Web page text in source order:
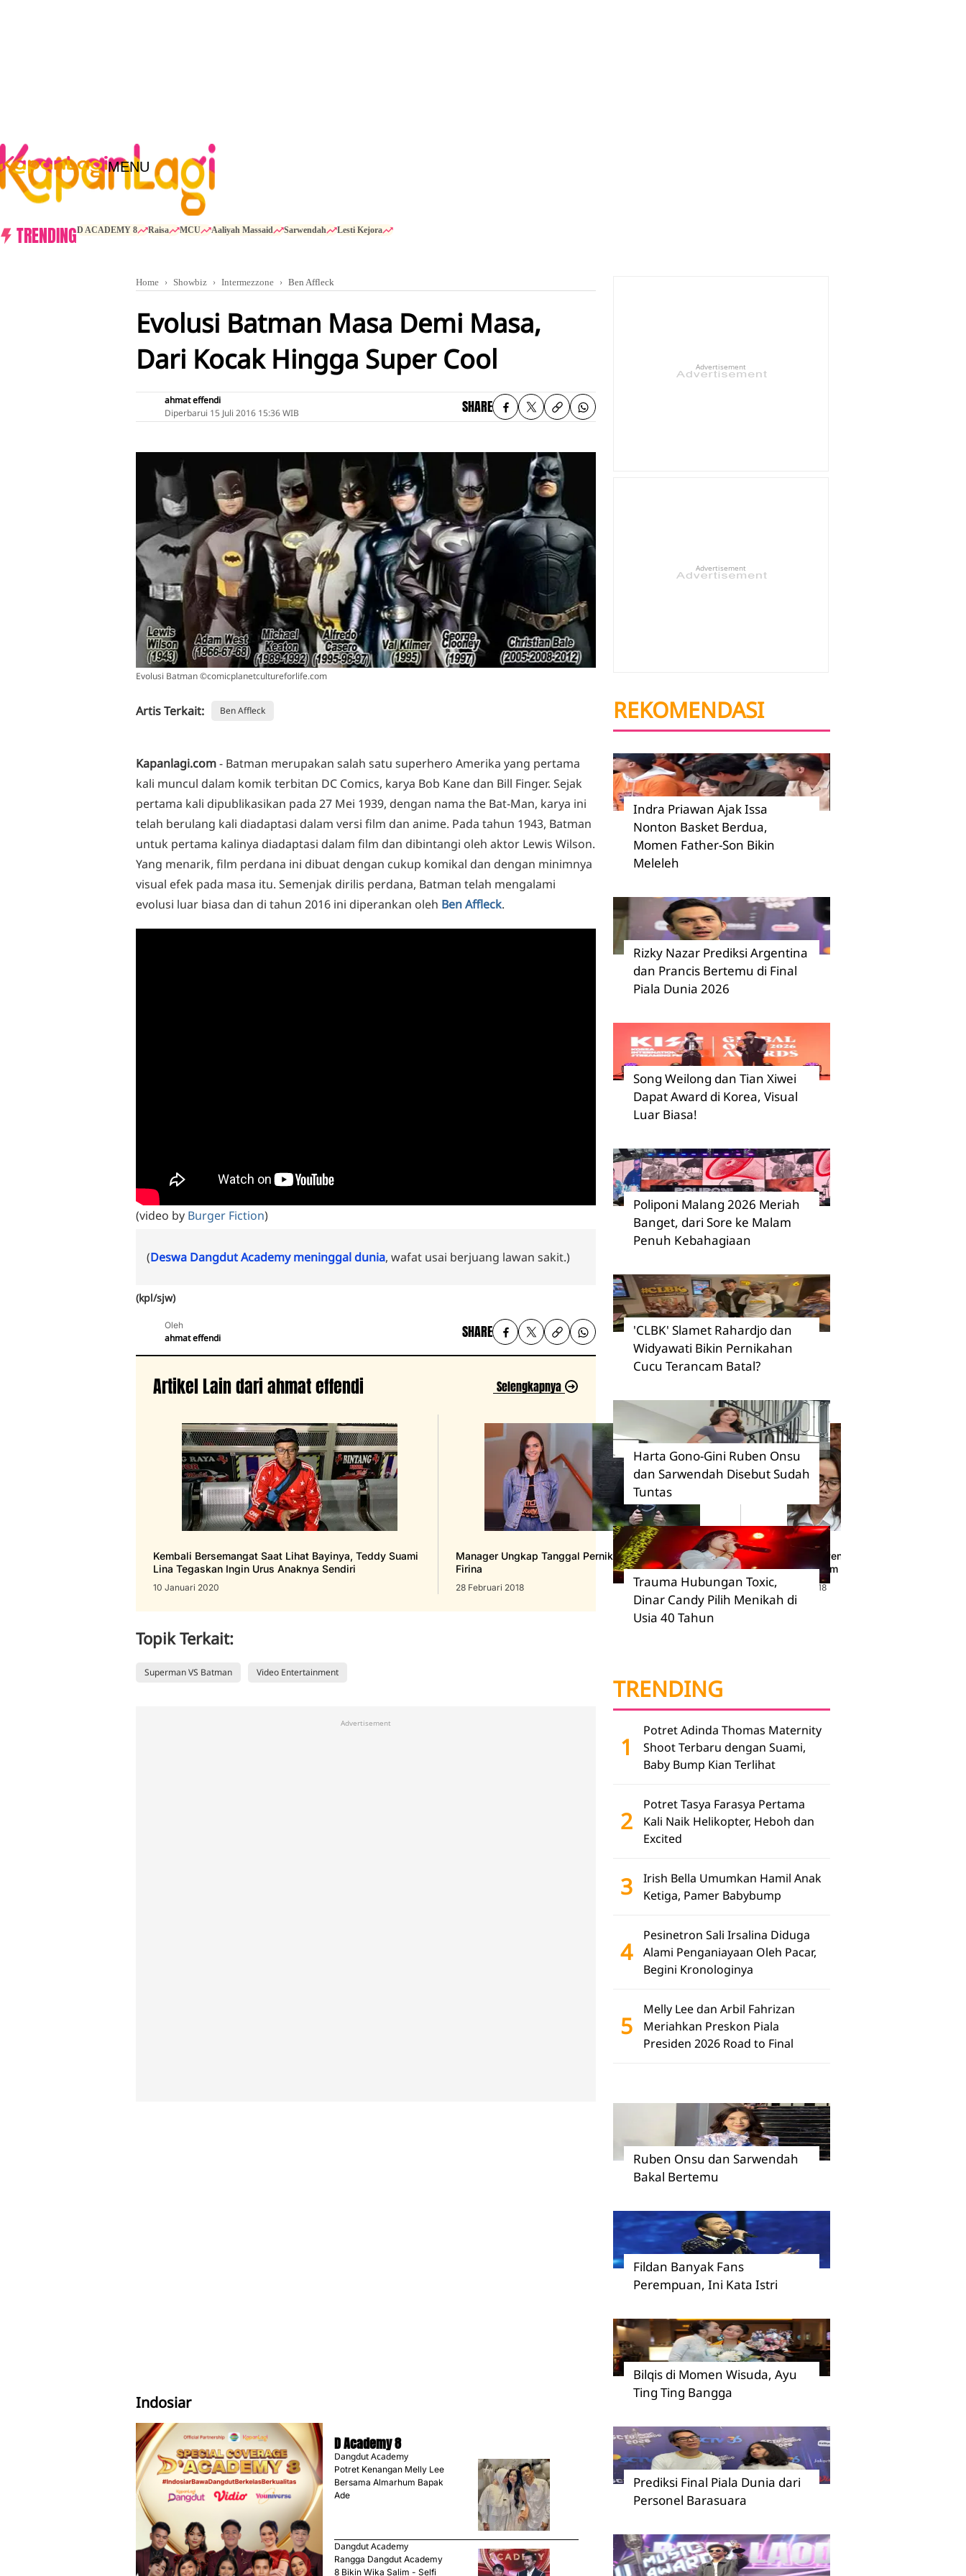
MENU
TRENDINGD ACADEMY 8 Raisa MCU Aaliyah Massaid Sarwendah Lesti Kejora
Home Showbiz Intermezzone Ben Affleck
Evolusi Batman Masa Demi Masa,
Dari Kocak Hingga Super Cool
ahmat effendi
Diperbarui 15 Juli 2016 15:36 WIB SHARE
Evolusi Batman ©comicplanetcultureforlife.com
Artis Terkait: Ben Affleck
Kapanlagi.com- Batman merupakan salah satu superhero Amerika yang pertama
kali muncul dalam komik terbitan DC Comics, karya Bob Kane dan Bill Finger. Sejak
pertama kali dipublikasikan pada 27 Mei 1939, dengan nama the Bat-Man, karya ini
telah berulang kali diadaptasi dalam versi film dan anime. Pada tahun 1943, Batman
untuk pertama kalinya diadaptasi dalam film dan dibintangi oleh aktor Lewis Wilson.
Yang menarik, film perdana ini dibuat dengan cukup komikal dan dengan minimnya
visual efek pada masa itu. Semenjak dirilis perdana, Batman telah mengalami
evolusi luar biasa dan di tahun 2016 ini diperankan oleh Ben Affleck.
(video by Burger Fiction)
(Deswa Dangdut Academy meninggal dunia, wafat usai berjuang lawan sakit.)
(kpl/sjw)
Oleh
ahmat effendi SHARE
Artikel Lain dari ahmat effendi Selengkapnya
Kembali Bersemangat Saat Lihat Bayinya, Teddy Suami
Lina Tegaskan Ingin Urus Anaknya Sendiri
10 Januari 2020
Manager Ungkap Tanggal Pernikahan Petra Sihombing &
Firina
28 Februari 2018
Ini Klarifikasi Pengacara Jennifer Dunn
Diduga di Dalam Penjara
28 Februari 2018
Topik Terkait:
Superman VS Batman Video Entertainment
Advertisement
Indosiar
D Academy 8
Dangdut Academy
Potret Kenangan Melly Lee
Bersama Almarhum Bapak
Ade
Dangdut Academy
Rangga Dangdut Academy
8 Bikin Wika Salim - Selfi
Advertisement
Advertisement
REKOMENDASI
Indra Priawan Ajak Issa
Nonton Basket Berdua,
Momen Father-Son Bikin
Meleleh
Rizky Nazar Prediksi Argentina
dan Prancis Bertemu di Final
Piala Dunia 2026
Song Weilong dan Tian Xiwei
Dapat Award di Korea, Visual
Luar Biasa!
Poliponi Malang 2026 Meriah
Banget, dari Sore ke Malam
Penuh Kebahagiaan
'CLBK' Slamet Rahardjo dan
Widyawati Bikin Pernikahan
Cucu Terancam Batal?
Harta Gono-Gini Ruben Onsu
dan Sarwendah Disebut Sudah
Tuntas
Trauma Hubungan Toxic,
Dinar Candy Pilih Menikah di
Usia 40 Tahun
TRENDING
1
Potret Adinda Thomas Maternity
Shoot Terbaru dengan Suami,
Baby Bump Kian Terlihat
2
Potret Tasya Farasya Pertama
Kali Naik Helikopter, Heboh dan
Excited
3
Irish Bella Umumkan Hamil Anak
Ketiga, Pamer Babybump
4
Pesinetron Sali Irsalina Diduga
Alami Penganiayaan Oleh Pacar,
Begini Kronologinya
5
Melly Lee dan Arbil Fahrizan
Meriahkan Preskon Piala
Presiden 2026 Road to Final
Ruben Onsu dan Sarwendah
Bakal Bertemu
Fildan Banyak Fans
Perempuan, Ini Kata Istri
Bilqis di Momen Wisuda, Ayu
Ting Ting Bangga
Prediksi Final Piala Dunia dari
Personel Barasuara